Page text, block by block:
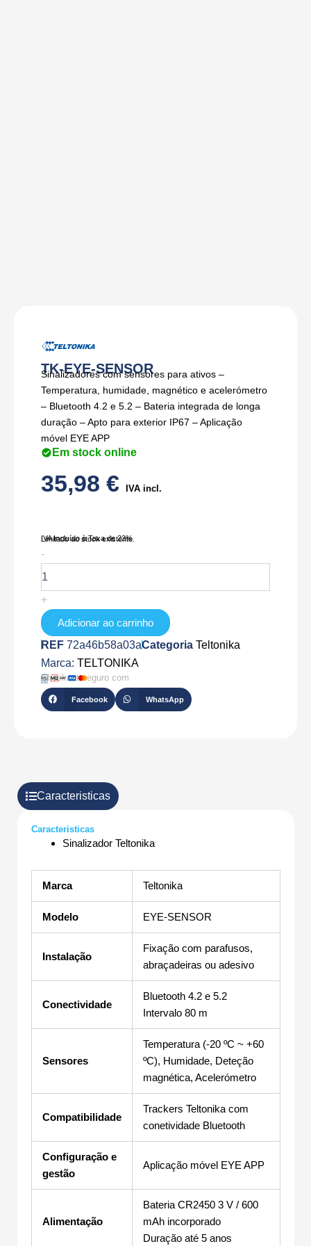
TK-EYE-SENSOR
Sinalizadores com sensores para ativos –
Temperatura, humidade, magnético e acelerómetro
– Bluetooth 4.2 e 5.2 – Bateria integrada de longa
duração – Apto para exterior IP67 – Aplicação
móvel EYE APP
Em stock online
35,98 € IVA incl.
IVA Incluído à Taxa de 23%
Limitado ao stock existente.
-
de
TK-
EYE-
SENSOR
+
Adicionar ao carrinho
REF 72a46b58a03aCategoria Teltonika
Marca: TELTONIKA
Checkout seguro com
Facebook WhatsApp
Caracteristicas
Caracteristicas
Sinalizador Teltonika
Marca Teltonika
Modelo EYE-SENSOR
Instalação
Fixação com parafusos,
abraçadeiras ou adesivo
Conectividade
Bluetooth 4.2 e 5.2
Intervalo 80 m
Sensores
Temperatura (-20 ºC ~ +60
ºC), Humidade, Deteção
magnética, Acelerómetro
Compatibilidade
Trackers Teltonika com
conetividade Bluetooth
Configuração e
gestão
Aplicação móvel EYE APP
Alimentação
Bateria CR2450 3 V / 600
mAh incorporado
Duração até 5 anos